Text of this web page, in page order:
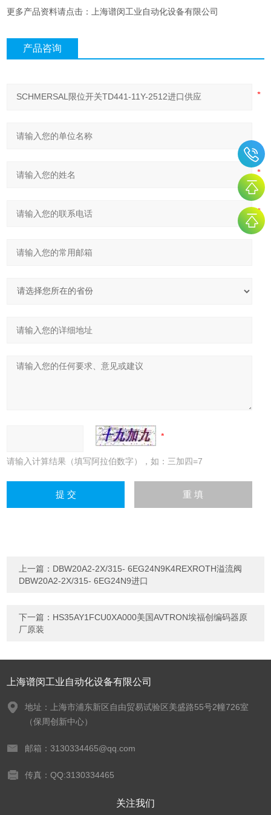
更多产品资料请点击：上海谱闵工业自动化设备有限公司
产品咨询
请输入计算结果（填写阿拉伯数字），如：三加四=7
上一篇： DBW20A2-2X/315- 6EG24N9K4REXROTH溢流阀
DBW20A2-2X/315- 6EG24N9进口
下一篇： HS35AY1FCU0XA000美国AVTRON埃福创编码器原
厂原装
上海谱闵工业自动化设备有限公司
地址：上海市浦东新区自由贸易试验区美盛路55号2幢726室
（保周创新中心）
邮箱：3130334465@qq.com
传真：QQ:3130334465
关注我们